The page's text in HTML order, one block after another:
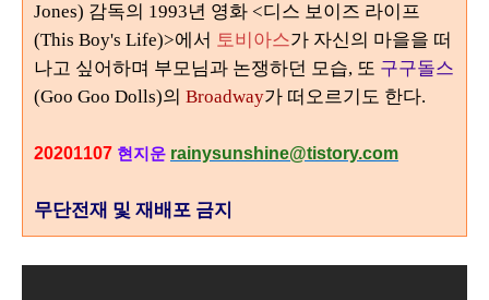
Jones) 감독의 1993년 영화 <디스 보이즈 라이프
(This Boy's Life)>에서 토비아스가 자신의 마을을 떠
나고 싶어하며 부모님과 논쟁하던 모습, 또 구구돌스
(Goo Goo Dolls)의 Broadway가 떠오르기도 한다.
20201107 현지운 rainysunshine@tistory.com
무단전재 및 재배포 금지